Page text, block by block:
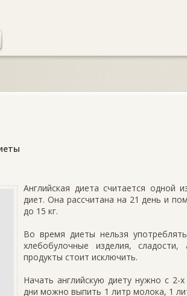
Английская диета считается одной
диет. Она рассчитана на 21 день и
до 15 кг.
Во время диеты нельзя
хлебобулочные изделия,
продукты стоит исключить.
Начать английскую диету нужно с 2-
дни можно выпить 1 литр молока, 1